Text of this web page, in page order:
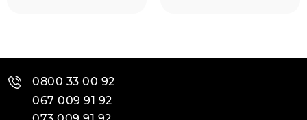
0800 33 00 92
067 009 91 92